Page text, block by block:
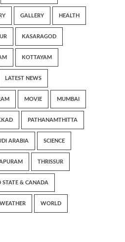
GALLERY HEALTH
KASARAGOD
KOTTAYAM
LATEST NEWS
MOVIE MUMBAI
PATHANAMTHITTA
ARABIA SCIENCE
THRISSUR
STATE & CANADA
WEATHER WORLD